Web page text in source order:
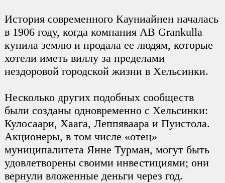
История современного Кауниайнен началась
в 1906 году, когда компания AB Grankulla
купила землю и продала ее людям, которые
хотели иметь виллу за пределами
нездоровой городской жизни в Хельсинки.
Несколько других подобных сообществ
были созданы одновременно с Хельсинки:
Кулосаари, Хаага, Леппяваара и Пуистола.
Акционеры, в том числе «отец»
муниципалитета Янне Турман, могут быть
удовлетворены своими инвестициями; они
вернули вложенные деньги через год.